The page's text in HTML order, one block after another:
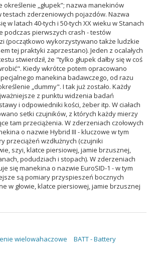
określenie „głupek”; nazwa manekinów
zderzeniowych pojazdów. Nazwa
w latach 40-tych i 50-tych XX wieku w Stanach
podczas pierwszych crash - testów
(początkowo wykorzystywano także ludzkie
tej praktyki zaprzestano). Jeden z ocalałych
stwierdził, że "tylko głupek dałby się w coś
Kiedy wkrótce potem opracowano
manekina badawczego, od razu
„dummy". I tak już zostało. Każdy
z punktu widzenia badań
i odpowiedniki kości, żeber itp. W ciałach
setki czujników, z których każdy mierzy
tam przeciążenia. W zderzeniach czołowych
o nazwie Hybrid III - kluczowe w tym
przeciążeń wzdłużnych (czujniki
szyi, klatce piersiowej, jamie brzusznej,
podudziach i stopach). W zderzeniach
się manekina o nazwie EuroSID-1 - w tym
są pomiary przyspieszeń bocznych
w głowie, klatce piersiowej, jamie brzusznej
wielowahaczowe
BATT - Battery